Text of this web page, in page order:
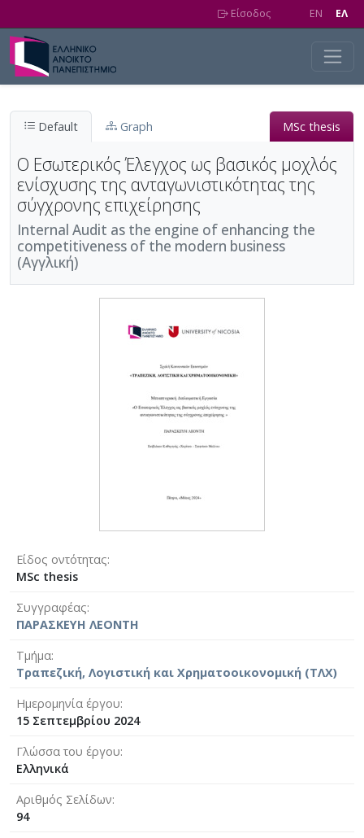
Είσοδος EN EΛ
Default Graph MSc thesis
Ο Εσωτερικός Έλεγχος ως βασικός μοχλός
ενίσχυσης της ανταγωνιστικότητας της
σύγχρονης επιχείρησης
Internal Audit as the engine of enhancing the
competitiveness of the modern business
(Αγγλική)
Είδος οντότητας
MSc thesis
Συγγραφέας
ΠΑΡΑΣΚΕΥΗ ΛΕΟΝΤΗ
Τμήμα
Τραπεζική, Λογιστική και Χρηματοοικονομική (ΤΛΧ)
Ημερομηνία έργου
15 Σεπτεμβρίου 2024
Γλώσσα του έργου
Ελληνικά
Αριθμός Σελίδων
94